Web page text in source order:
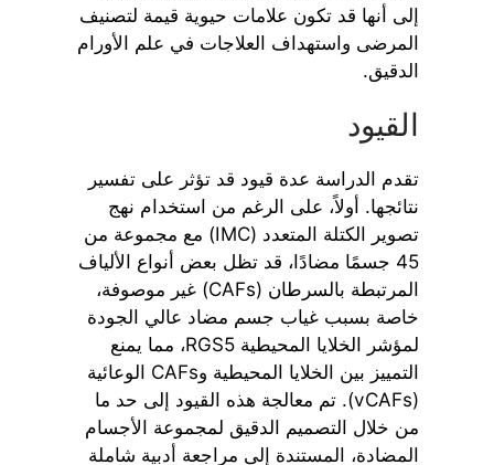
إلى أنها قد تكون علامات حيوية قيمة لتصنيف
المرضى واستهداف العلاجات في علم الأورام
الدقيق.
القيود
تقدم الدراسة عدة قيود قد تؤثر على تفسير
نتائجها. أولاً، على الرغم من استخدام نهج
تصوير الكتلة المتعدد (IMC) مع مجموعة من
45 جسمًا مضادًا، قد تظل بعض أنواع الألياف
المرتبطة بالسرطان (CAFs) غير موصوفة،
خاصة بسبب غياب جسم مضاد عالي الجودة
لمؤشر الخلايا المحيطية RGS5، مما يمنع
التمييز بين الخلايا المحيطية وCAFs الوعائية
(vCAFs). تم معالجة هذه القيود إلى حد ما
من خلال التصميم الدقيق لمجموعة الأجسام
المضادة، المستندة إلى مراجعة أدبية شاملة